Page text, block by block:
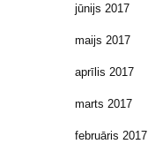
jūnijs 2017
maijs 2017
aprīlis 2017
marts 2017
februāris 2017